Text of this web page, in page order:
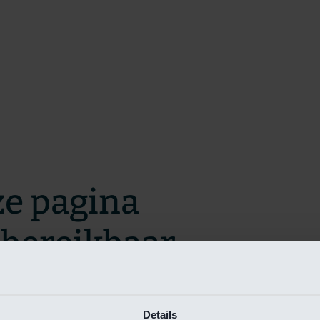
Details
pagina
zo snel mogelijk te verhelpen.